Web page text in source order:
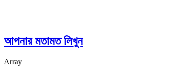
আপনার মতামত লিখুন
Array